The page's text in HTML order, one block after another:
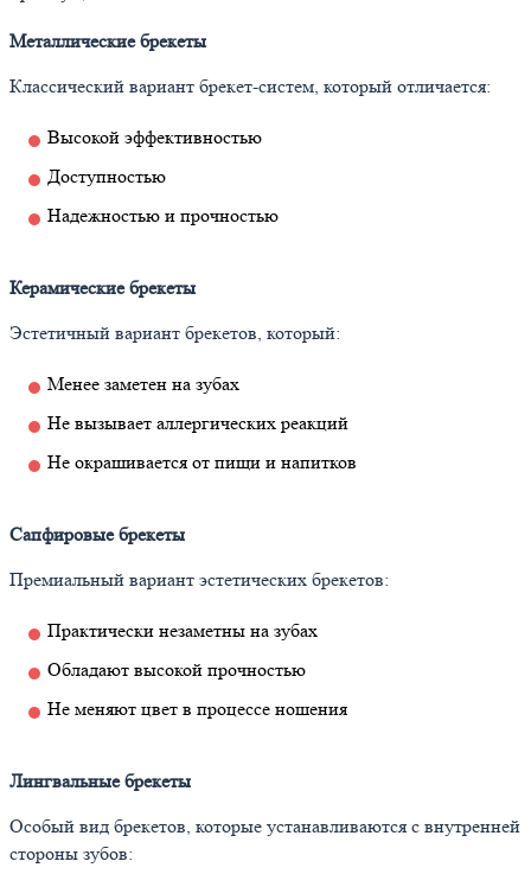
Металлические брекеты
Классический вариант брекет-систем, который отличается:
Высокой эффективностью
Доступностью
Надежностью и прочностью
Керамические брекеты
Эстетичный вариант брекетов, который:
Менее заметен на зубах
Не вызывает аллергических реакций
Не окрашивается от пищи и напитков
Сапфировые брекеты
Премиальный вариант эстетических брекетов:
Практически незаметны на зубах
Обладают высокой прочностью
Не меняют цвет в процессе ношения
Лингвальные брекеты
Особый вид брекетов, которые устанавливаются с внутренней
стороны зубов: